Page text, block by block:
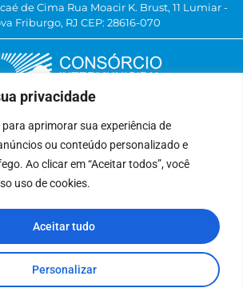
privacidade
aprimorar sua experiência de
ou conteúdo personalizado e
Ao clicar em “Aceitar todos”, você
uso de cookies.
Personalizar
Aceitar tudo
de Cima Rua Moacir K. Brust, 11 Lumiar -
Friburgo, RJ CEP: 28616-070
Delegatária (CILSJ)
Um, n° 01, Lote 01, Quadra 11
Bairro: Jardins de São Pedro
São Pedro da Aldeia, RJ
(22) 9 8841-2358
secretariaexecutiva@cilsj.org.br